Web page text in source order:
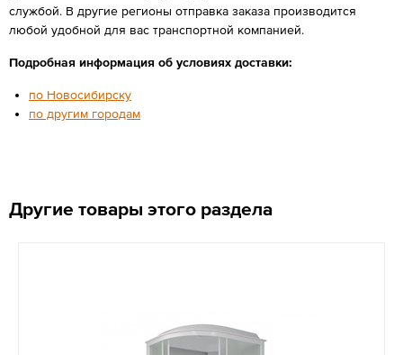
службой. В другие регионы отправка заказа производится
любой удобной для вас транспортной компанией.
Подробная информация об условиях доставки:
по Новосибирску
по другим городам
Другие товары этого раздела